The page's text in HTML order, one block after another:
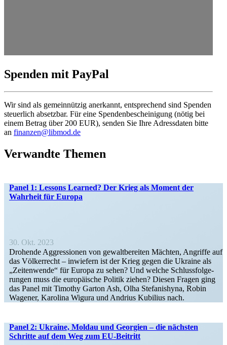
Spenden mit PayPal
Wir sind als gemein­nützig anerkannt, entspre­chend sind Spenden
steuerlich absetzbar. Für eine Spenden­be­schei­nigung (nötig bei
einem Betrag über 200 EUR), senden Sie Ihre Adress­daten bitte
an finanzen@libmod.de
Verwandte Themen
Panel 1: Lessons Learned? Der Krieg als Moment der
Wahrheit für Europa
30. Okt. 2023
Drohende Aggres­sionen von gewalt­be­reiten Mächten, Angriffe auf
das Völker­recht – inwiefern ist der Krieg gegen die Ukraine als
„Zeiten­wende“ für Europa zu sehen? Und welche Schluss­fol­ge­
rungen muss die europäische Politik ziehen? Diesen Fragen ging
das Panel mit Timothy Garton Ash, Olha Stefa­nishyna, Robin
Wagener, Karolina Wigura und Andrius Kubilius nach.
Panel 2: Ukraine, Moldau und Georgien – die nächsten
Schritte auf dem Weg zum EU-Beitritt